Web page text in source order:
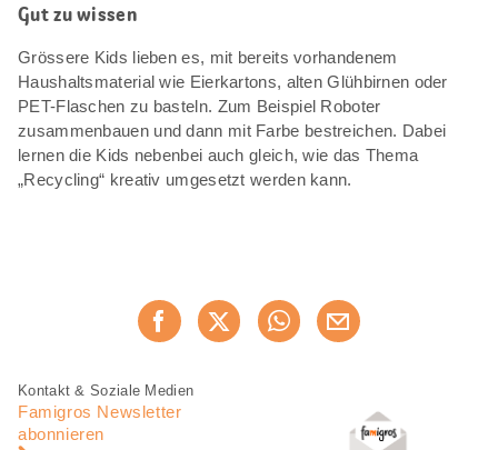
Gut zu wissen
Grössere Kids lieben es, mit bereits vorhandenem
Haushaltsmaterial wie Eierkartons, alten Glühbirnen oder
PET-Flaschen zu basteln. Zum Beispiel Roboter
zusammenbauen und dann mit Farbe bestreichen. Dabei
lernen die Kids nebenbei auch gleich, wie das Thema
„Recycling“ kreativ umgesetzt werden kann.
Jetzt weiterempfehlen
Fusszeile
Fusszeile
Navigation
Kontakt & Soziale Medien
Famigros Newsletter
abonnieren